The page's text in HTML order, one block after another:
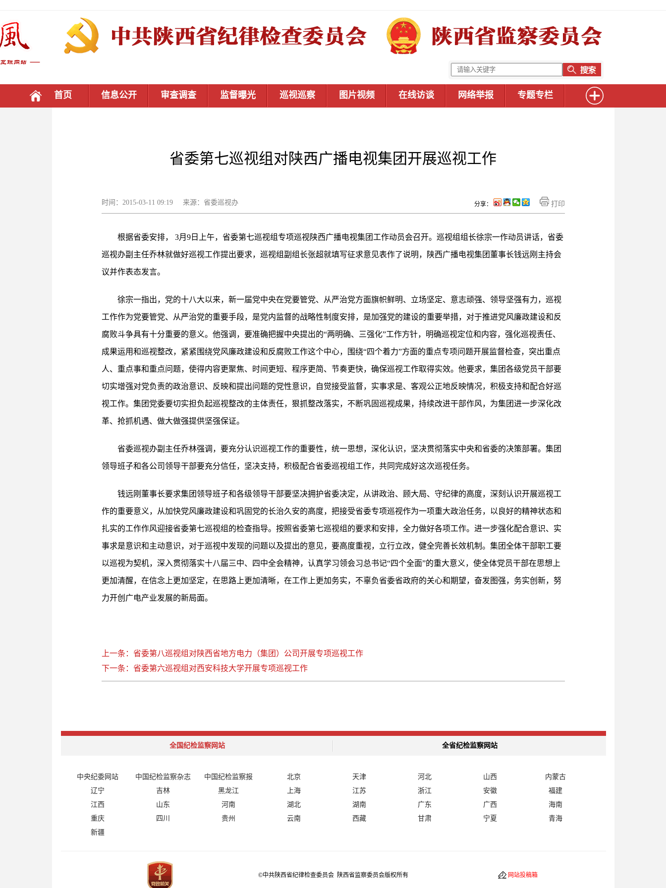
首页 信息公开 审查调查 监督曝光 巡视巡察 图片视频 在线访谈 网络举报 专题专栏
省委第七巡视组对陕西广播电视集团开展巡视工作
时间：2015-03-11 09:19 来源：省委巡视办 打印
分享：
根据省委安排， 3月9日上午，省委第七巡视组专项巡视陕西广播电视集团工作动员会召开。巡视组组长徐宗一作动员讲话，省委
巡视办副主任乔林就做好巡视工作提出要求，巡视组副组长张超就填写征求意见表作了说明，陕西广播电视集团董事长钱远刚主持会
议并作表态发言。
徐宗一指出，党的十八大以来，新一届党中央在党要管党、从严治党方面旗帜鲜明、立场坚定、意志顽强、领导坚强有力，巡视
工作作为党要管党、从严治党的重要手段，是党内监督的战略性制度安排，是加强党的建设的重要举措，对于推进党风廉政建设和反
腐败斗争具有十分重要的意义。他强调，要准确把握中央提出的“两明确、三强化”工作方针，明确巡视定位和内容，强化巡视责任、
成果运用和巡视整改，紧紧围绕党风廉政建设和反腐败工作这个中心，围绕“四个着力”方面的重点专项问题开展监督检查，突出重点
人、重点事和重点问题，使得内容更聚焦、时间更短、程序更简、节奏更快，确保巡视工作取得实效。他要求，集团各级党员干部要
切实增强对党负责的政治意识、反映和提出问题的党性意识，自觉接受监督，实事求是、客观公正地反映情况，积极支持和配合好巡
视工作。集团党委要切实担负起巡视整改的主体责任，狠抓整改落实，不断巩固巡视成果，持续改进干部作风，为集团进一步深化改
革、抢抓机遇、做大做强提供坚强保证。
省委巡视办副主任乔林强调，要充分认识巡视工作的重要性，统一思想，深化认识，坚决贯彻落实中央和省委的决策部署。集团
领导班子和各公司领导干部要充分信任，坚决支持，积极配合省委巡视组工作，共同完成好这次巡视任务。
钱远刚董事长要求集团领导班子和各级领导干部要坚决拥护省委决定，从讲政治、顾大局、守纪律的高度，深刻认识开展巡视工
作的重要意义，从加快党风廉政建设和巩固党的长治久安的高度，把接受省委专项巡视作为一项重大政治任务，以良好的精神状态和
扎实的工作作风迎接省委第七巡视组的检查指导。按照省委第七巡视组的要求和安排，全力做好各项工作。进一步强化配合意识、实
事求是意识和主动意识，对于巡视中发现的问题以及提出的意见，要高度重视，立行立改，健全完善长效机制。集团全体干部职工要
以巡视为契机，深入贯彻落实十八届三中、四中全会精神，认真学习领会习总书记“四个全面”的重大意义，使全体党员干部在思想上
更加清醒，在信念上更加坚定，在思路上更加清晰，在工作上更加务实，不辜负省委省政府的关心和期望，奋发图强，务实创新，努
力开创广电产业发展的新局面。
上一条：省委第八巡视组对陕西省地方电力（集团）公司开展专项巡视工作
下一条：省委第六巡视组对西安科技大学开展专项巡视工作
全国纪检监察网站 全省纪检监察网站
中央纪委网站 中国纪检监察杂志 中国纪检监察报 北京 天津 河北 山西
内蒙古
辽宁
吉林 黑龙江 上海 江苏 浙江 安徽
福建
江西
山东 河南 湖北 湖南 广东 广西
海南
重庆
四川 贵州 云南 西藏 甘肃 宁夏
青海
新疆
©中共陕西省纪律检查委员会 陕西省监察委员会版权所有 网站投稿箱